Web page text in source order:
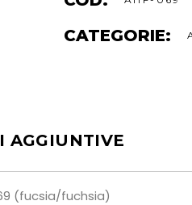
CATEGORIE:
AGGIUNTIVE
(fucsia/fuchsia)